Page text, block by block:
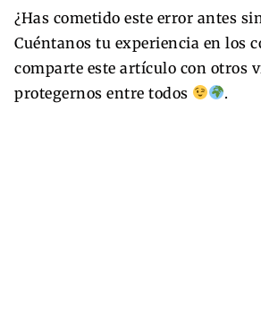
¿Has cometido este error antes
Cuéntanos tu experiencia en los
comparte este artículo con otros
protegernos entre todos
.